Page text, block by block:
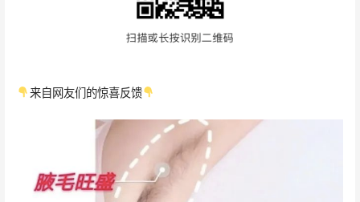
来自网友们的惊喜反馈